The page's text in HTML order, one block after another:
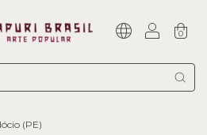
0
(PE)